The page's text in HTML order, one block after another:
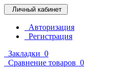
Личный кабинет
Авторизация
Регистрация
Закладки 0
Сравнение товаров 0